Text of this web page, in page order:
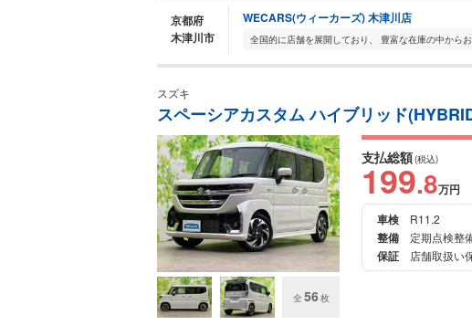
京都府
木津川市
WECARS(ウィーカーズ) 木津川店
スズキ
スペーシアカスタム ハイブリッド
全 56枚
支払総額(税込)
199.8万円
車検
R11.2
整備 定期点検整
保証 店舗取扱い